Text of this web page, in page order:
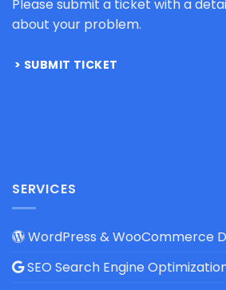
Please submit a ticket with a
about your problem.
SUBMIT TICKET
SERVICES
WordPress & WooCommerce
SEO Search Engine